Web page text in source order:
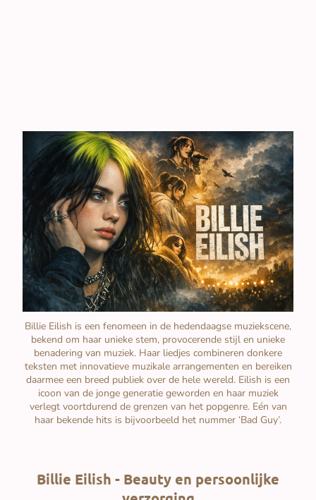
Billie Eilish is een fenomeen in de hedendaagse muziekscene,
bekend om haar unieke stem, provocerende stijl en unieke
benadering van muziek. Haar liedjes combineren donkere
teksten met innovatieve muzikale arrangementen en bereiken
daarmee een breed publiek over de hele wereld. Eilish is een
icoon van de jonge generatie geworden en haar muziek
verlegt voortdurend de grenzen van het popgenre. Eén van
haar bekende hits is bijvoorbeeld het nummer ‘Bad Guy’.
Billie Eilish - Beauty en persoonlijke